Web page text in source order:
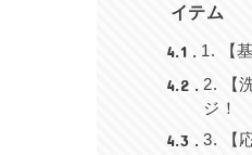
イテム
4.1 1. 【
4.2
2. 【
ジ！
4.3 3. 【